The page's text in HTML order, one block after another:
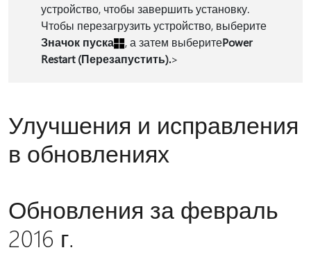
устройство, чтобы завершить установку.
Чтобы перезагрузить устройство, выберите
Значок пуска
, а затем выберитеPower
Restart (Перезапустить).>
Улучшения и исправления
в обновлениях
Обновления за февраль
2016 г.